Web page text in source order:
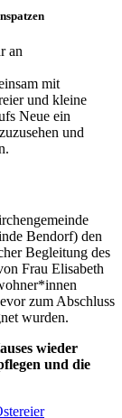
an
mit
und kleine
Neue ein
und
Bendorf) den
Begleitung des
Frau Elisabeth
zum Abschluss
wurden.
wieder
und die